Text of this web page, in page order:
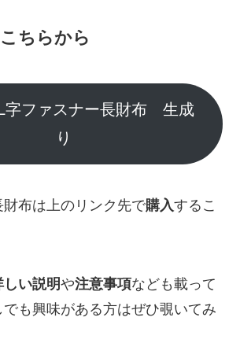
ちらから
字ファスナー長財布 生成
り
布は上のリンク先で購入するこ
しい説明や注意事項なども載って
も興味がある方はぜひ覗いてみ